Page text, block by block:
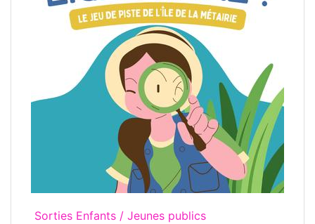
Sorties Enfants / Jeunes publics